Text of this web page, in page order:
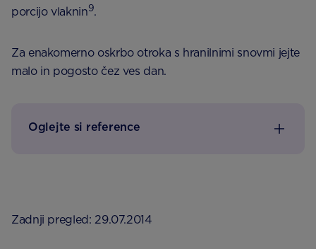
porcijo vlaknin9.
Za enakomerno oskrbo otroka s hranilnimi snovmi jejte
malo in pogosto čez ves dan.
Oglejte si reference
Zadnji pregled: 29.07.2014